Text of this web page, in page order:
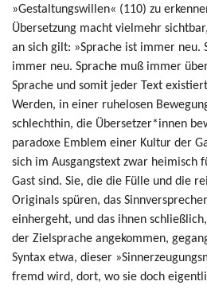
»Gestaltungswillen« (110) zu
Übersetzung macht vielmehr
an sich gilt: »Sprache ist immer neu.
immer neu. Sprache muß immer
Sprache und somit jeder Text
Werden, in einer ruhelosen
schlechthin, die Übersetzer*innen
paradoxe Emblem einer Kultur der
sich im Ausgangstext zwar heimisch
Gast sind. Sie, die die Fülle und die
Originals spüren, das
einhergeht, und das ihnen
der Zielsprache angekommen,
Syntax etwa, dieser
fremd wird, dort, wo sie doch